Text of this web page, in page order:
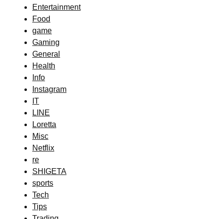
Entertainment
Food
game
Gaming
General
Health
Info
Instagram
IT
LINE
Loretta
Misc
Netflix
re
SHIGETA
sports
Tech
Tips